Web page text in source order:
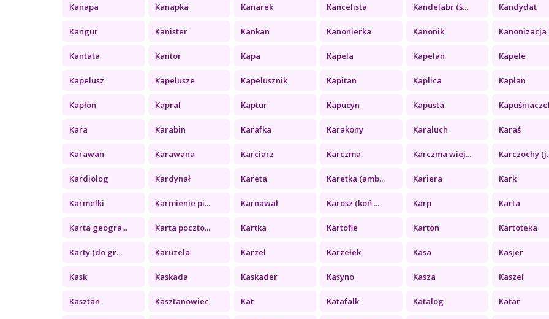
Kanapa Kanapka Kanarek Kancelista Kandelabr (ś... Kandydat
Kangur Kanister Kankan Kanonierka Kanonik Kanonizacja
Kantata Kantor Kapa Kapela Kapelan Kapele
Kapelusz Kapelusze Kapelusznik Kapitan Kaplica Kapłan
Kapłon Kapral Kaptur Kapucyn Kapusta
Kara Karabin Karafka Karakony Karaluch Karaś
Karawan Karawana Karciarz Karczma Karczma wiej... Karczochy
Kardiolog Kardynał Kareta Karetka (amb... Kariera Kark
Karmelki Karmienie pi... Karnawał Karosz (koń ... Karp Karta
Karta geogra... Karta poczto... Kartka Kartofle Karton Kartoteka
Karty (do gr... Karuzela Karzeł Karzełek Kasa Kasjer
Kask Kaskada Kaskader Kasyno Kasza Kaszel
Kasztan Kasztanowiec Kat Katafalk Katalog Katar